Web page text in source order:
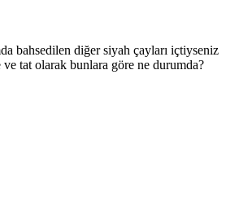
bahsedilen diğer siyah çayları içtiyseniz
tat olarak bunlara göre ne durumda?